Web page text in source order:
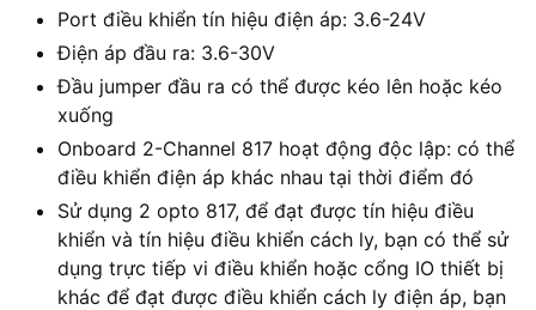
Port điều khiển tín hiệu điện áp: 3.6-24V
Điện áp đầu ra: 3.6-30V
Đầu jumper đầu ra có thể được kéo lên hoặc kéo
xuống
Onboard 2-Channel 817 hoạt động độc lập: có thể
điều khiển điện áp khác nhau tại thời điểm đó
Sử dụng 2 opto 817, để đạt được tín hiệu điều
khiển và tín hiệu điều khiển cách ly, bạn có thể sử
dụng trực tiếp vi điều khiển hoặc cổng IO thiết bị
khác để đạt được điều khiển cách ly điện áp, bạn